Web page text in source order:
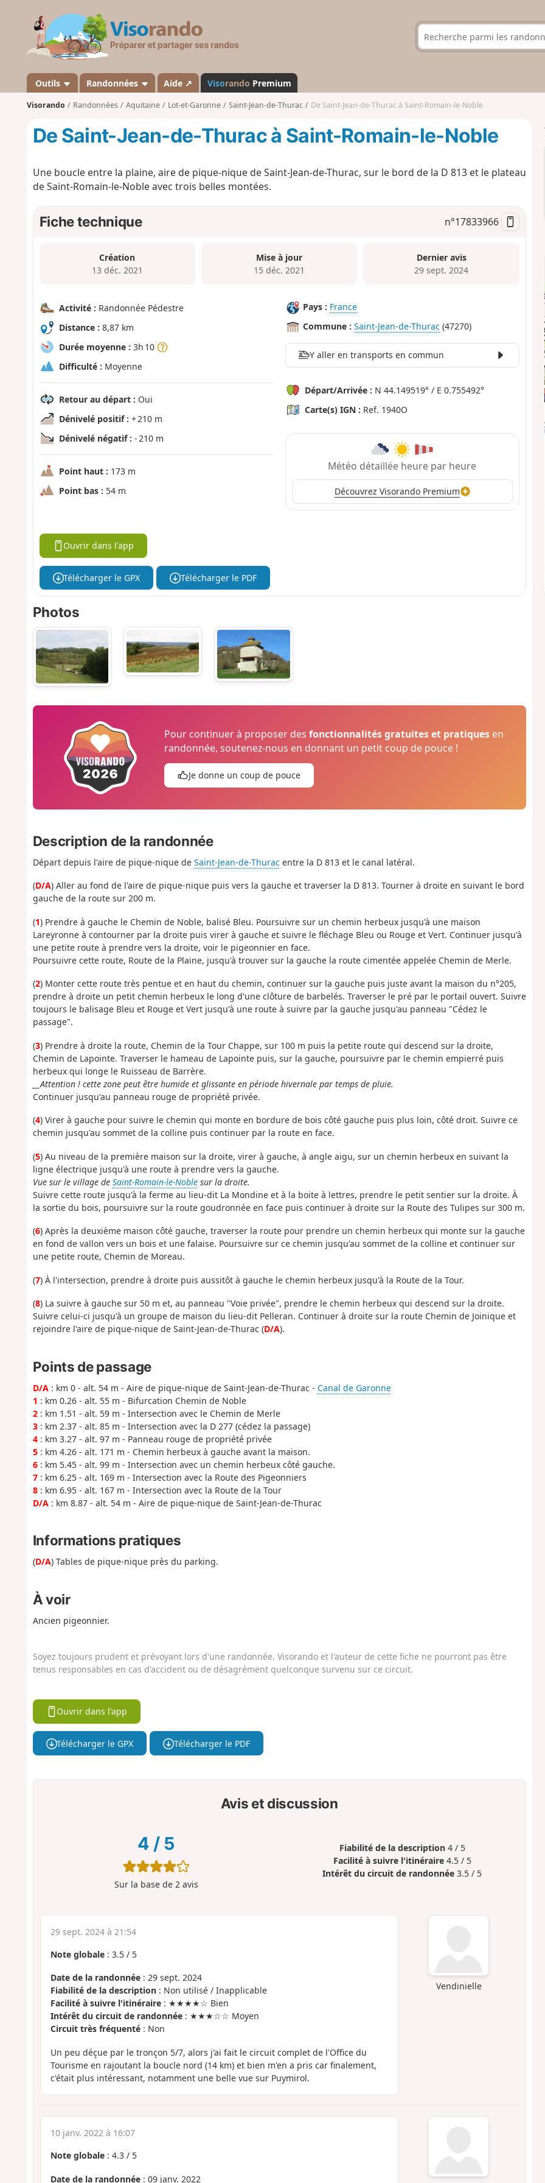
s
a
n
d
Outils Randonnées Aide ↗ Visorando Premium
Visorando Randonnées Aquitaine Lot-et-Garonne Saint-Jean-de-Thurac De Saint-Jean-de-Thurac à Saint-Romain-le-Noble
De Saint-Jean-de-Thurac à Saint-Romain-le-Noble
Une boucle entre la plaine, aire de pique-nique de Saint-Jean-de-Thurac, sur le bord de la D 813 et le plateau
de Saint-Romain-le-Noble avec trois belles montées.
Fiche technique n°17833966
Création
13 déc. 2021
Mise à jour
15 déc. 2021
Dernier avis
29 sept. 2024
Activité : Randonnée Pédestre
Distance : 8,87 km
Durée moyenne : 3h 10
Difficulté : Moyenne
Retour au départ : Oui
Dénivelé positif : + 210 m
Dénivelé négatif : - 210 m
Point haut : 173 m
Point bas : 54 m
Pays : France
Commune : Saint-Jean-de-Thurac (47270)
Y aller en transports en commun
Départ/Arrivée : N 44.149519° / E 0.755492°
Carte(s) IGN : Ref. 1940O
Météo détaillée heure par heure
Découvrez Visorando Premium
Ouvrir dans l'app
Télécharger le GPX Télécharger le PDF
Photos
Pour continuer à proposer desfonctionnalités gratuites et pratiques en
randonnée, soutenez-nous en donnant un petit coup de pouce !
Je donne un coup de pouce
Description de la randonnée
Départ depuis l'aire de pique-nique de Saint-Jean-de-Thuracentre la D 813 et le canal latéral.
(D/A) Aller au fond de l'aire de pique-nique puis vers la gauche et traverser la D 813. Tourner à droite en suivant le bord
gauche de la route sur 200 m.
(1) Prendre à gauche le Chemin de Noble, balisé Bleu. Poursuivre sur un chemin herbeux jusqu'à une maison
Lareyronne à contourner par la droite puis virer à gauche et suivre le fléchage Bleu ou Rouge et Vert. Continuer jusqu'à
une petite route à prendre vers la droite, voir le pigeonnier en face.
Poursuivre cette route, Route de la Plaine, jusqu'à trouver sur la gauche la route cimentée appelée Chemin de Merle.
(2) Monter cette route très pentue et en haut du chemin, continuer sur la gauche puis juste avant la maison du n°205,
prendre à droite un petit chemin herbeux le long d'une clôture de barbelés. Traverser le pré par le portail ouvert. Suivre
toujours le balisage Bleu et Rouge et Vert jusqu'à une route à suivre par la gauche jusqu'au panneau "Cédez le
passage".
(3) Prendre à droite la route, Chemin de la Tour Chappe, sur 100 m puis la petite route qui descend sur la droite,
Chemin de Lapointe. Traverser le hameau de Lapointe puis, sur la gauche, poursuivre par le chemin empierré puis
herbeux qui longe le Ruisseau de Barrère.
__Attention ! cette zone peut être humide et glissante en période hivernale par temps de pluie.
Continuer jusqu'au panneau rouge de propriété privée.
(4) Virer à gauche pour suivre le chemin qui monte en bordure de bois côté gauche puis plus loin, côté droit. Suivre ce
chemin jusqu'au sommet de la colline puis continuer par la route en face.
(5) Au niveau de la première maison sur la droite, virer à gauche, à angle aigu, sur un chemin herbeux en suivant la
ligne électrique jusqu'à une route à prendre vers la gauche.
Vue sur le village de Saint-Romain-le-Noblesur la droite.
Suivre cette route jusqu'à la ferme au lieu-dit La Mondine et à la boite à lettres, prendre le petit sentier sur la droite. À
la sortie du bois, poursuivre sur la route goudronnée en face puis continuer à droite sur la Route des Tulipes sur 300 m.
(6) Après la deuxième maison côté gauche, traverser la route pour prendre un chemin herbeux qui monte sur la gauche
en fond de vallon vers un bois et une falaise. Poursuivre sur ce chemin jusqu'au sommet de la colline et continuer sur
une petite route, Chemin de Moreau.
(7) À l'intersection, prendre à droite puis aussitôt à gauche le chemin herbeux jusqu'à la Route de la Tour.
(8) La suivre à gauche sur 50 m et, au panneau "Voie privée", prendre le chemin herbeux qui descend sur la droite.
Suivre celui-ci jusqu'à un groupe de maison du lieu-dit Pelleran. Continuer à droite sur la route Chemin de Joinique et
rejoindre l'aire de pique-nique de Saint-Jean-de-Thurac (D/A).
Points de passage
D/A: km 0 - alt. 54 m - Aire de pique-nique de Saint-Jean-de-Thurac - Canal de Garonne
1 : km 0.26 - alt. 55 m - Bifurcation Chemin de Noble
2: km 1.51 - alt. 59 m - Intersection avec le Chemin de Merle
3: km 2.37 - alt. 85 m - Intersection avec la D 277 (cédez la passage)
4: km 3.27 - alt. 97 m - Panneau rouge de propriété privée
5: km 4.26 - alt. 171 m - Chemin herbeux à gauche avant la maison.
6: km 5.45 - alt. 99 m - Intersection avec un chemin herbeux côté gauche.
7: km 6.25 - alt. 169 m - Intersection avec la Route des Pigeonniers
8: km 6.95 - alt. 167 m - Intersection avec la Route de la Tour
D/A: km 8.87 - alt. 54 m - Aire de pique-nique de Saint-Jean-de-Thurac
Informations pratiques
(D/A) Tables de pique-nique près du parking.
À voir
Ancien pigeonnier.
Soyez toujours prudent et prévoyant lors d'une randonnée. Visorando et l'auteur de cette fiche ne pourront pas être
tenus responsables en cas d'accident ou de désagrément quelconque survenu sur ce circuit.
Ouvrir dans l'app
Télécharger le GPX Télécharger le PDF
Avis et discussion
4 / 5
Sur la base de 2avis
Fiabilité de la description 4 / 5
Facilité à suivre l'itinéraire 4.5 / 5
Intérêt du circuit de randonnée 3.5 / 5
Vendinielle
29 sept. 2024 à 21:54
Note globale: 3.5/ 5
Date de la randonnée: 29 sept. 2024
Fiabilité de la description: Non utilisé / Inapplicable
Facilité à suivre l'itinéraire: ★★★★☆ Bien
Intérêt du circuit de randonnée: ★★★☆☆ Moyen
Circuit très fréquenté: Non
Un peu déçue par le tronçon 5/7, alors j'ai fait le circuit complet de l'Office du
Tourisme en rajoutant la boucle nord (14 km) et bien m'en a pris car finalement,
c'était plus intéressant, notamment une belle vue sur Puymirol.
10 janv. 2022 à 16:07
Note globale: 4.3/ 5
Date de la randonnée: 09 janv. 2022